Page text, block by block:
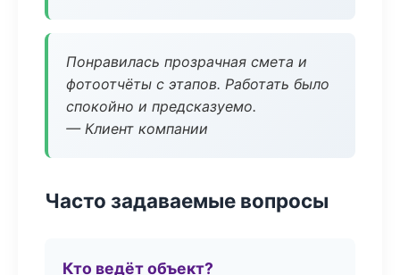
Понравилась прозрачная смета и
фотоотчёты с этапов. Работать было
спокойно и предсказуемо.
— Клиент компании
Часто задаваемые вопросы
Кто ведёт объект?